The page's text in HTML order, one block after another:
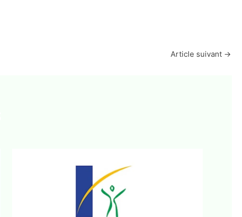
Article suivant →